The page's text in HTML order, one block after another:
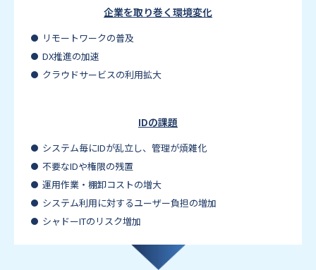
企業を取り巻く環境変化
リモートワークの普及
DX推進の加速
クラウドサービスの利用拡大
IDの課題
システム毎にIDが乱立し、管理が煩雑化
不要なIDや権限の残置
運用作業・棚卸コストの増大
システム利用に対するユーザー負担の増加
シャドーITのリスク増加